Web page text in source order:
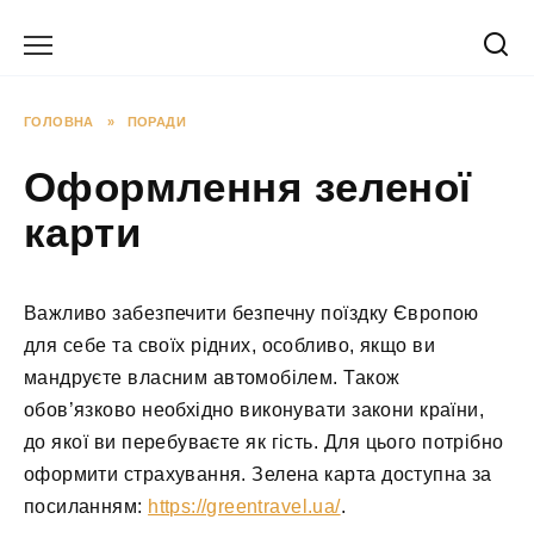
ГОЛОВНА » ПОРАДИ
Оформлення зеленої
карти
Важливо забезпечити безпечну поїздку Європою
для себе та своїх рідних, особливо, якщо ви
мандруєте власним автомобілем. Також
обов’язково необхідно виконувати закони країни,
до якої ви перебуваєте як гість. Для цього потрібно
оформити страхування. Зелена карта доступна за
посиланням: https://greentravel.ua/.